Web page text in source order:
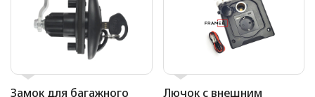
Замок для багажного
Лючок с внешним